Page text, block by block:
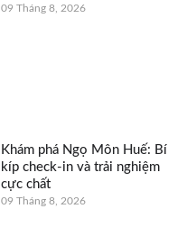
09 Tháng 8, 2026
Khám phá Ngọ Môn Huế: Bí
kíp check-in và trải nghiệm
cực chất
09 Tháng 8, 2026